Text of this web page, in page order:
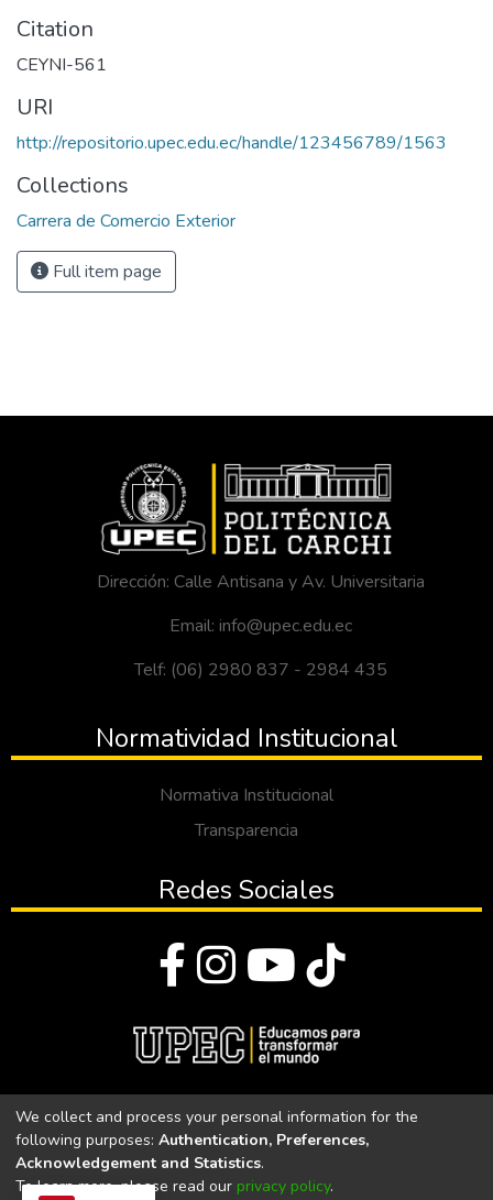
Citation
CEYNI-561
URI
http://repositorio.upec.edu.ec/handle/123456789/1563
Collections
Carrera de Comercio Exterior
Full item page
Dirección: Calle Antisana y Av. Universitaria
Email: info@upec.edu.ec
Telf: (06) 2980 837 - 2984 435
Normatividad Institucional
Normativa Institucional
Transparencia
Redes Sociales
Universidad Politécnica Estatal del Carchi
We collect and process your personal information for the
following purposes: Authentication, Preferences,
Acknowledgement and Statistics.
To learn more, please read our privacy policy.